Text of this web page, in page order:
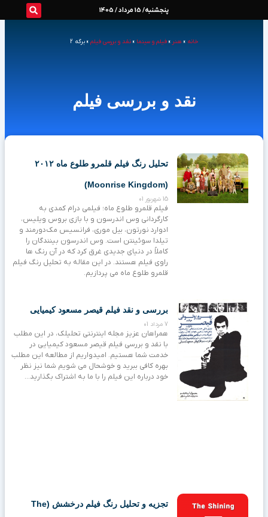
پنجشنبه/ 15 مرداد / 1405
خانه » هنر » فیلم و سینما » نقد و بررسی فیلم » برگه 2
نقد و بررسی فیلم
تحلیل رنگ فیلم قلمرو طلوع ماه ۲۰۱۲
(Moonrise Kingdom)
15 شهریور 01
فیلم قلمرو طلوع ماه؛ فیلمی درام کمدی به
کارگردانی وس اندرسون و با بازی بروس ویلیس،
ادوارد نورتون، بیل موری، فرانسیس مک‌دورمند و
تیلدا سوئینتن است. وس اندرسون بینندگان را
کاملاً در دنیای جدیدی غرق کرد که در آن رنگ ها
راوی فیلم هستند. در این مقاله به تحلیل رنگ فیلم
قلمرو طلوع ماه می پردازیم.
بررسی و نقد فیلم قیصر مسعود کیمیایی
7 مرداد 01
همراهان عزیز مجله اینترنتی تحلیلک، در این مطلب
با نقد و بررسی فیلم قیصر مسعود کیمیایی در
خدمت شما هستیم. امیدواریم از مطالعه این مطلب
بهره کافی ببرید و خوشحال می شویم شما نیز نظر
خود درباره این فیلم را با ما به اشتراک بگذارید…
تجزیه و تحلیل رنگ فیلم درخشش (The